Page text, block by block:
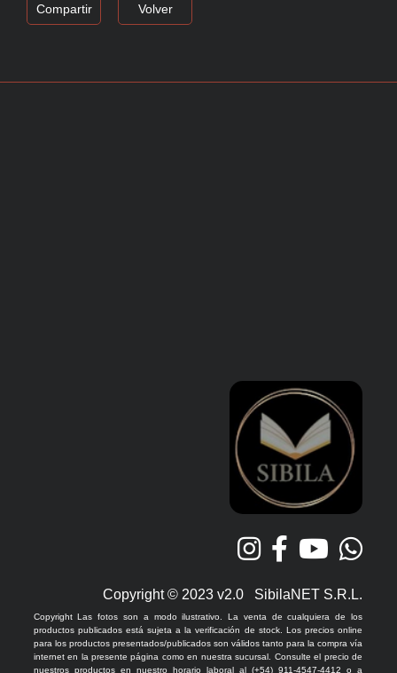
Compartir Volver
Copyright © 2023 v2.0 SibilaNET S.R.L.
Copyright Las fotos son a modo ilustrativo. La venta de cualquiera de los
productos publicados está sujeta a la verificación de stock. Los precios online
para los productos presentados/publicados son válidos tanto para la compra vía
internet en la presente página como en nuestra sucursal. Consulte el precio de
nuestros productos en nuestro horario laboral al (+54) 911-4547-4412 o a